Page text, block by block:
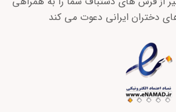
دختران ایرانی دعوت می کند